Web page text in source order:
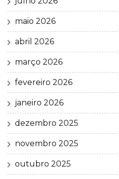
maio 2026
abril 2026
março 2026
fevereiro 2026
janeiro 2026
dezembro 2025
novembro 2025
outubro 2025